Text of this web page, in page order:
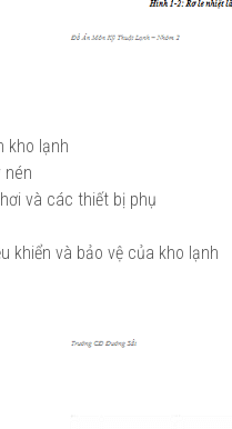
kho lạnh
nén
và các thiết bị phụ
khiển và bảo vệ của kho lạnh